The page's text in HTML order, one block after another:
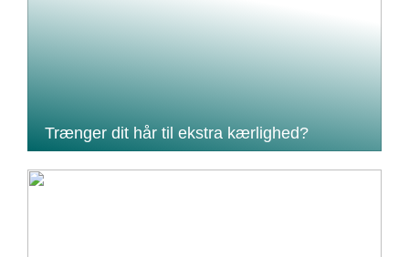
Trænger dit hår til ekstra kærlighed?